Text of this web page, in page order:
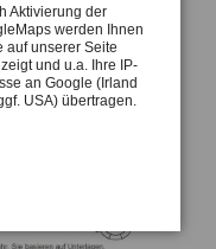
Aktivierung der
werden Ihnen
auf unserer Seite
und u.a. Ihre IP-
an Google (Irland
USA) übertragen.